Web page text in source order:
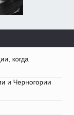
когда
и Черногории